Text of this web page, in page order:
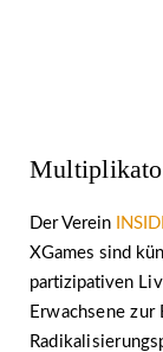
Der Verein
XGames sind
partizipativen
Erwachsene zur